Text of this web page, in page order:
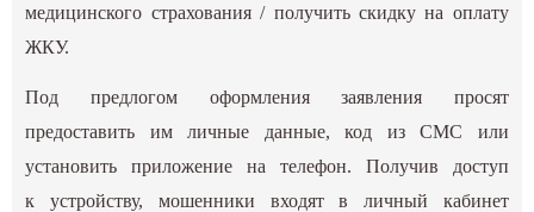
медицинского страхования / получить скидку на оплату
ЖКУ.
Под предлогом оформления заявления просят
предоставить им личные данные, код из СМС или
установить приложение на телефон. Получив доступ
к устройству, мошенники входят в личный кабинет